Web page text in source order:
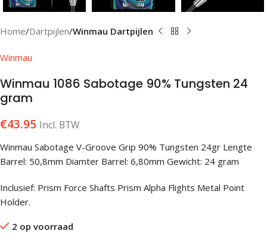
Home Dartpijlen Winmau Dartpijlen
Winmau
Winmau 1086 Sabotage 90% Tungsten 24
gram
€43.95 Incl. BTW
Winmau Sabotage V-Groove Grip 90% Tungsten 24gr Lengte
Barrel: 50,8mm Diamter Barrel: 6,80mm Gewicht: 24 gram
Inclusief: Prism Force Shafts Prism Alpha Flights Metal Point
Holder.
2 op voorraad